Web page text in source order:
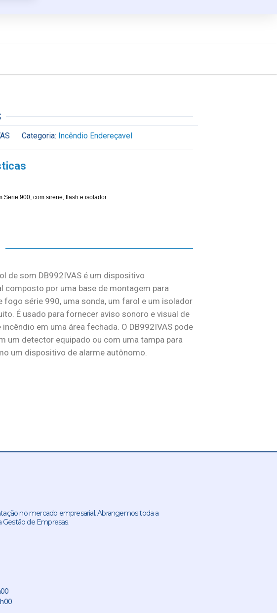
Categoria: Incêndio Endereçavel
Serie 900, com sirene, flash e isolador
de som DB992IVAS é um dispositivo
composto por uma base de montagem para
fogo série 990, uma sonda, um farol e um isolador
É usado para fornecer aviso sonoro e visual de
incêndio em uma área fechada. O DB992IVAS pode
um detector equipado ou com uma tampa para
um dispositivo de alarme autônomo.
no mercado empresarial. Abrangemos toda a
Gestão de Empresas.